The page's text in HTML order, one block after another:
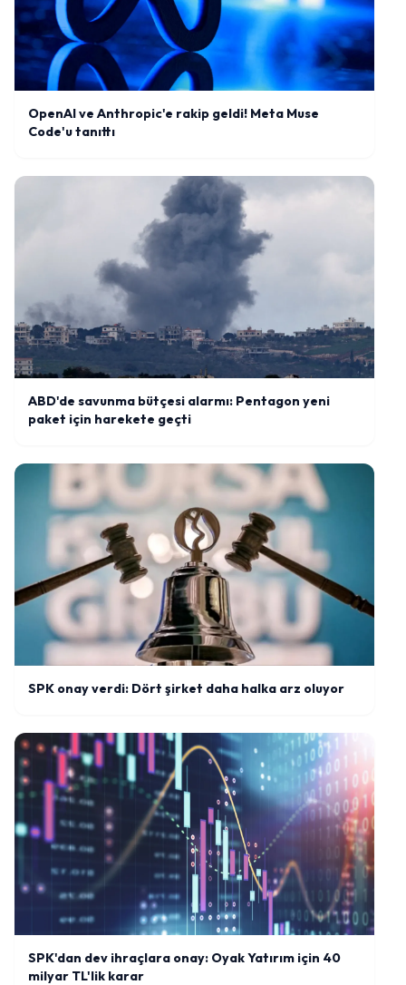
OpenAI ve Anthropic'e rakip geldi! Meta Muse
Code'u tanıttı
ABD'de savunma bütçesi alarmı: Pentagon yeni
paket için harekete geçti
SPK onay verdi: Dört şirket daha halka arz oluyor
SPK'dan dev ihraçlara onay: Oyak Yatırım için 40
milyar TL'lik karar